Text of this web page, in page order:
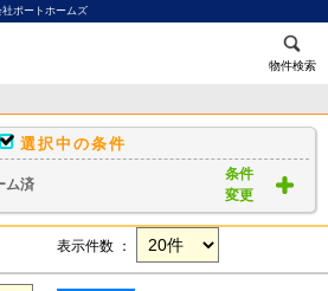
ポートホームズ
物件検索
選択中の条件
ム済
条件
変更
表示件数 ：